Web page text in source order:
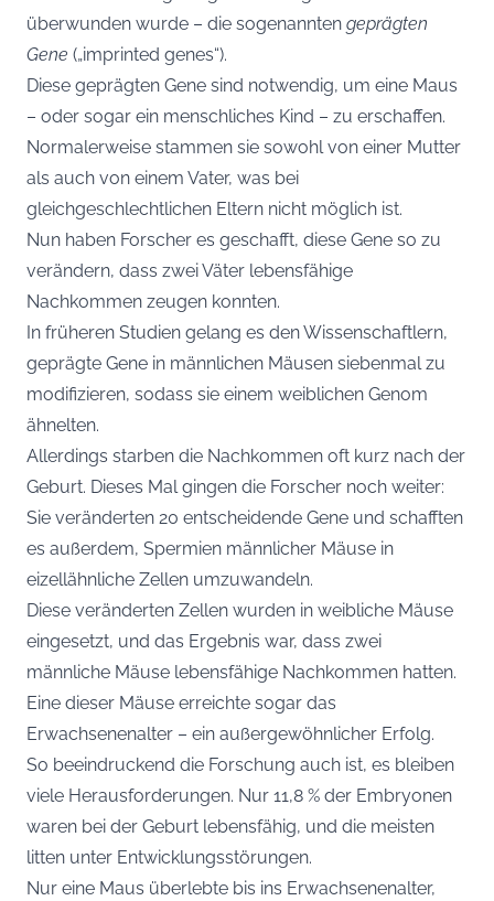
überwunden wurde – die sogenannten geprägten
Gene („imprinted genes“).
Diese geprägten Gene sind notwendig, um eine Maus
– oder sogar ein menschliches Kind – zu erschaffen.
Normalerweise stammen sie sowohl von einer Mutter
als auch von einem Vater, was bei
gleichgeschlechtlichen Eltern nicht möglich ist.
Nun haben Forscher es geschafft, diese Gene so zu
verändern, dass zwei Väter lebensfähige
Nachkommen zeugen konnten.
In früheren Studien gelang es den Wissenschaftlern,
geprägte Gene in männlichen Mäusen siebenmal zu
modifizieren, sodass sie einem weiblichen Genom
ähnelten.
Allerdings starben die Nachkommen oft kurz nach der
Geburt. Dieses Mal gingen die Forscher noch weiter:
Sie veränderten 20 entscheidende Gene und schafften
es außerdem, Spermien männlicher Mäuse in
eizellähnliche Zellen umzuwandeln.
Diese veränderten Zellen wurden in weibliche Mäuse
eingesetzt, und das Ergebnis war, dass zwei
männliche Mäuse lebensfähige Nachkommen hatten.
Eine dieser Mäuse erreichte sogar das
Erwachsenenalter – ein außergewöhnlicher Erfolg.
So beeindruckend die Forschung auch ist, es bleiben
viele Herausforderungen. Nur 11,8 % der Embryonen
waren bei der Geburt lebensfähig, und die meisten
litten unter Entwicklungsstörungen.
Nur eine Maus überlebte bis ins Erwachsenenalter,